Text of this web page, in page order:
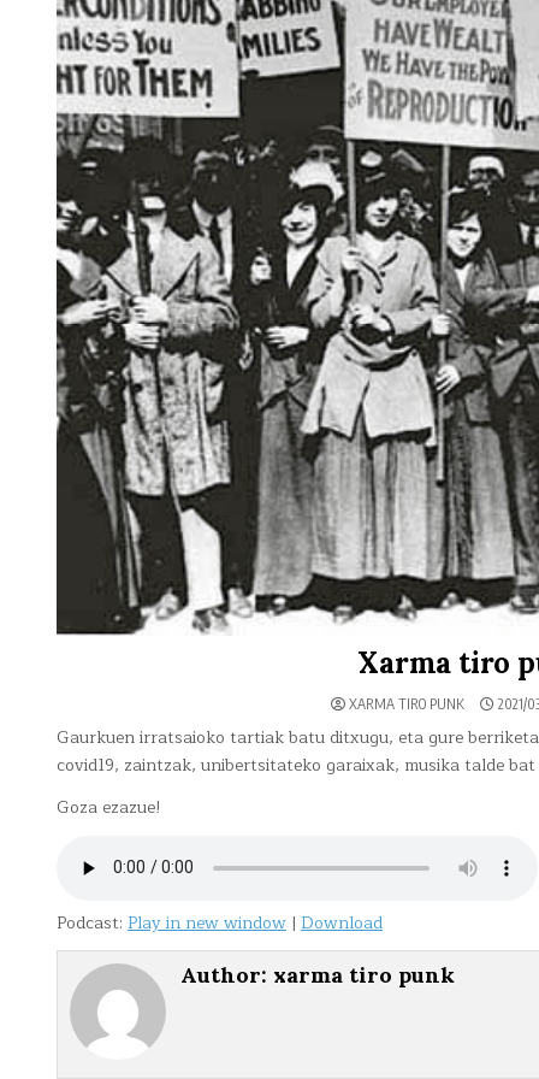
Xarma tiro
XARMA TIRO PUNK 2021/
Gaurkuen irratsaioko tartiak batu ditxugu, eta gure
covid19, zaintzak, unibertsitateko garaixak, musika talde bat
Goza ezazue!
Podcast: Play in new window | Download
Author: xarma tiro punk